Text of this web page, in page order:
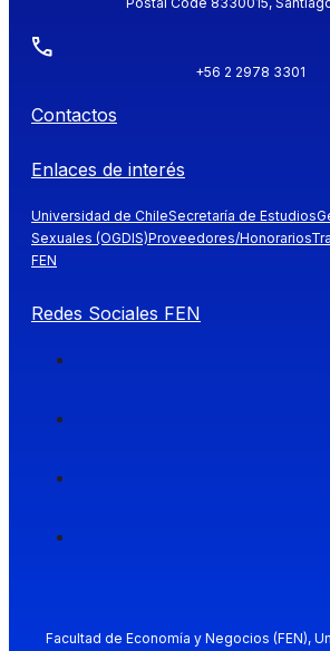
+56 2 2978 3301
Contactos
Enlaces de interés
Universidad de ChileSecretaría de Estudios
Sexuales (OGDIS)Proveedores/Honorarios
FEN
Redes Sociales FEN
Facultad de Economía y Negocios (FEN),